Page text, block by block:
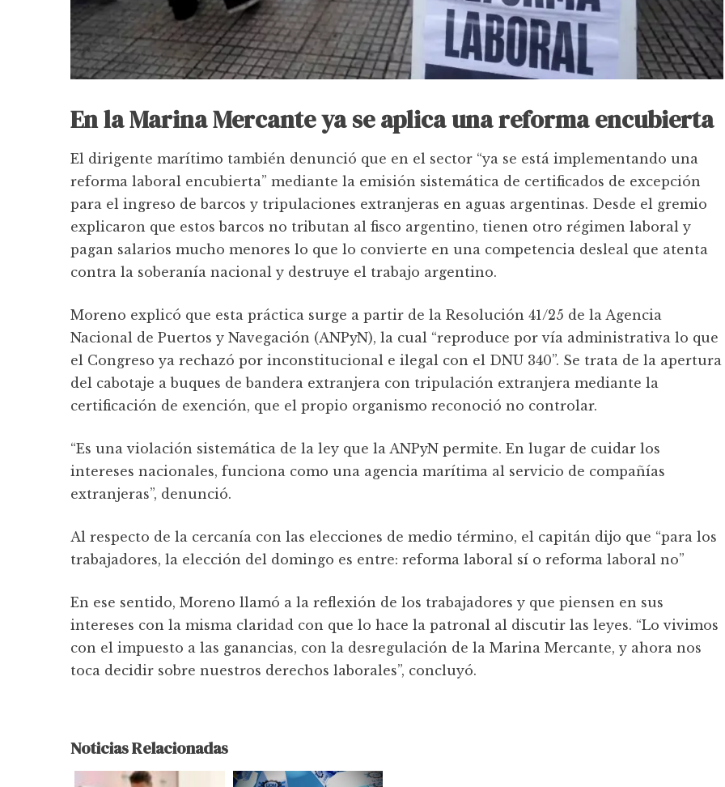
En la Marina Mercante ya se aplica una reforma encubierta
El dirigente marítimo también denunció que en el sector “ya se está implementando una
reforma laboral encubierta” mediante la emisión sistemática de certificados de excepción
para el ingreso de barcos y tripulaciones extranjeras en aguas argentinas. Desde el gremio
explicaron que estos barcos no tributan al fisco argentino, tienen otro régimen laboral y
pagan salarios mucho menores lo que lo convierte en una competencia desleal que atenta
contra la soberanía nacional y destruye el trabajo argentino.
Moreno explicó que esta práctica surge a partir de la Resolución 41/25 de la Agencia
Nacional de Puertos y Navegación (ANPyN), la cual “reproduce por vía administrativa lo que
el Congreso ya rechazó por inconstitucional e ilegal con el DNU 340”. Se trata de la apertura
del cabotaje a buques de bandera extranjera con tripulación extranjera mediante la
certificación de exención, que el propio organismo reconoció no controlar.
“Es una violación sistemática de la ley que la ANPyN permite. En lugar de cuidar los
intereses nacionales, funciona como una agencia marítima al servicio de compañías
extranjeras”, denunció.
Al respecto de la cercanía con las elecciones de medio término, el capitán dijo que “para los
trabajadores, la elección del domingo es entre: reforma laboral sí o reforma laboral no”
En ese sentido, Moreno llamó a la reflexión de los trabajadores y que piensen en sus
intereses con la misma claridad con que lo hace la patronal al discutir las leyes. “Lo vivimos
con el impuesto a las ganancias, con la desregulación de la Marina Mercante, y ahora nos
toca decidir sobre nuestros derechos laborales”, concluyó.
Noticias Relacionadas